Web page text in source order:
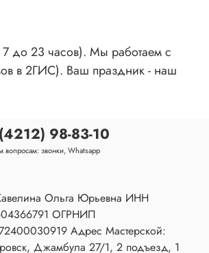
до 23 часов). Мы работаем с
в 2ГИС). Ваш праздник - наш
98-83-10
вопросам: звонки, Whatsapp
Ольга Юрьевна ИНН
ОГРНИП
Адрес Мастерской:
Джамбула 27/1, 2 подъезд, 1